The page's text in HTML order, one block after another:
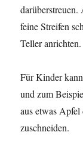
feine Streifen
Teller anrichten.
Für Kinder
und zum
aus etwas
zuschneiden.